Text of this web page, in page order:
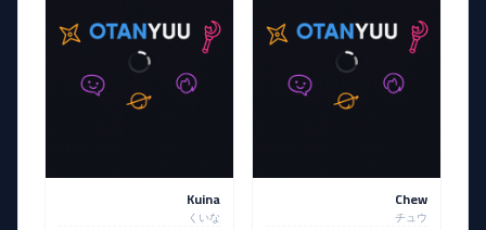
Chew
チュウ
Kuina
くいな